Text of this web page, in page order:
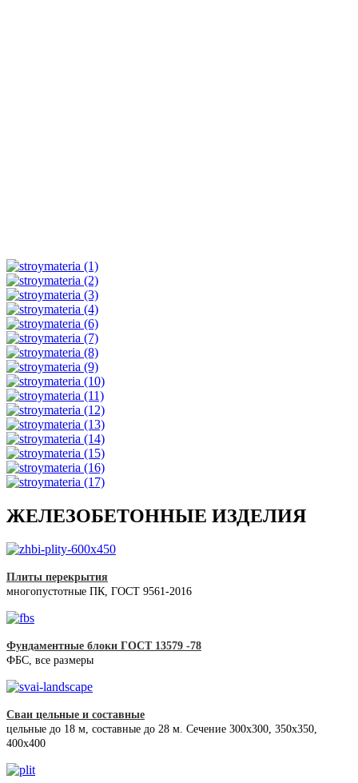
ЖЕЛЕЗОБЕТОННЫЕ ИЗДЕЛИЯ
Плиты перекрытия
многопустотные ПК, ГОСТ 9561-2016
Фундаментные блоки ГОСТ 13579 -78
ФБС, все размеры
Сваи цельные и составные
цельные до 18 м, составные до 28 м. Сечение 300x300, 350x350,
400х400